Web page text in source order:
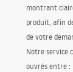
montrant
produit, afin
de votre
Notre service
ouvrés entre :